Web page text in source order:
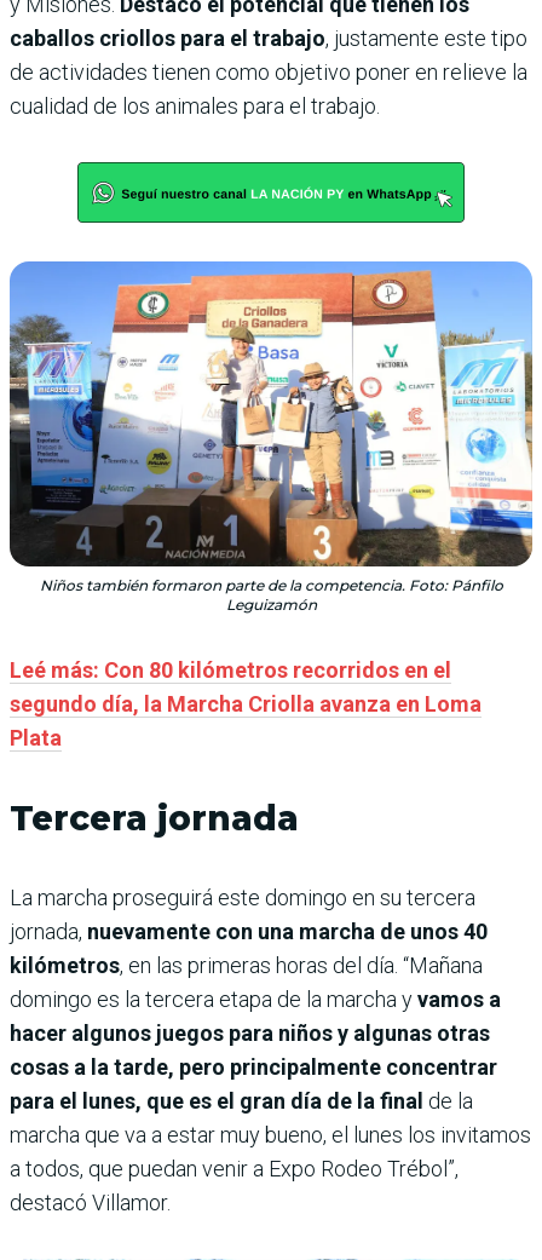
caballos criollos para el trabajo, justamente este tipo
de actividades tienen como objetivo poner en relieve la
cualidad de los animales para el trabajo.
Niños también formaron parte de la competencia. Foto: Pánfilo
Leguizamón
Leé más: Con 80 kilómetros recorridos en el
segundo día, la Marcha Criolla avanza en Loma
Plata
Tercera jornada
La marcha proseguirá este domingo en su tercera
jornada, nuevamente con una marcha de unos 40
kilómetros, en las primeras horas del día. “Mañana
domingo es la tercera etapa de la marcha yvamos a
hacer algunos juegos para niños y algunas otras
cosas a la tarde, pero principalmente concentrar
para el lunes, que es el gran día de la final de la
marcha que va a estar muy bueno, el lunes los invitamos
a todos, que puedan venir a Expo Rodeo Trébol”,
destacó Villamor.